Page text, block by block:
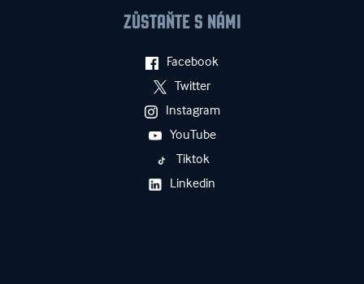
ZŮSTAŇTE S NÁMI
Facebook
Twitter
Instagram
YouTube
Tiktok
Linkedin